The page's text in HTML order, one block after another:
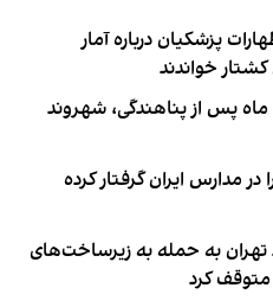
پزشکیان درباره آمار
کشتار خواندند
دو فوتبالیست زن ایرانی ۵ ماه پس از پناهندگی، شهروند
مدارس ایران گرفتار کرده
تهران به حمله به زیرساخت‌های
کرد